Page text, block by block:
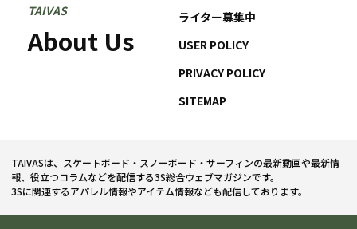
TAIVAS
About Us
ライター募集中
USER POLICY
PRIVACY POLICY
SITEMAP
TAIVASは、スケートボード・スノーボード・サーフィンの最新動画や最新情
報、役立つコラムなどを配信する3S総合ウェブマガジンです。
3Sに関連するアパレル情報やアイテム情報なども配信しております。